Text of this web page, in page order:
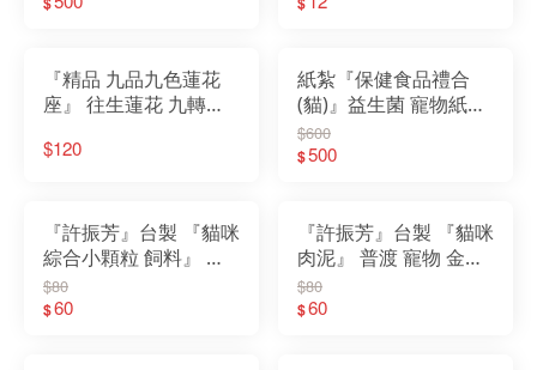
『精品 九品九色蓮花
座』 往生蓮花 九轉蓮
對年 百日 靈堂 紙紮 寵
$120
紙紮『保健食品禮合
(貓)』益生菌 寵物紙紮
狗狗 貓咪 衣服 寵物往
生 先人 陪伴 祭祖 清明
$600
$500
『許振芳』台製 『貓咪
綜合小顆粒 飼料』 普
渡 寵物 金紙 紙紮 狗 貓
食物 罐頭 寵物金
$80
$60
『許振芳』台製 『貓咪
肉泥』 普渡 寵物 金紙
紙紮 狗 貓 食物 罐頭 飼
料 寵物金
$80
$60